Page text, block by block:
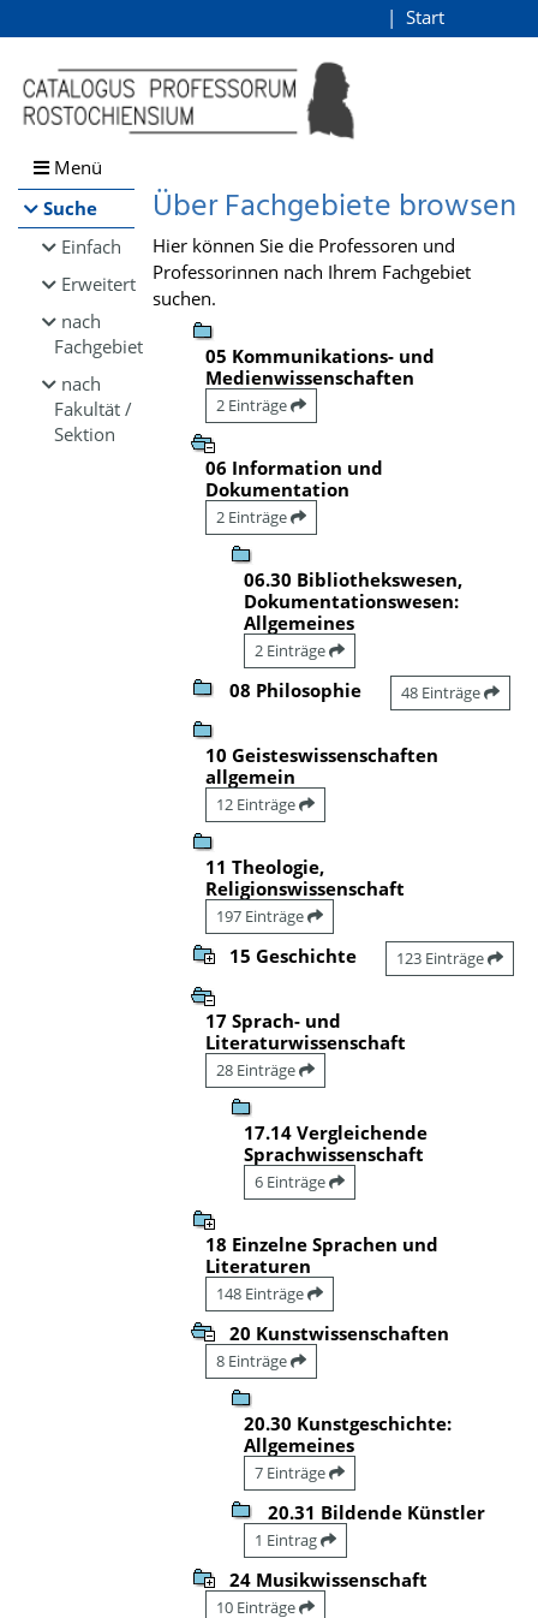
Browsen
direkt zum Inhalt
Start
Menü
Suche
Einfach
Erweitert
nach
Fachgebiet
nach
Fakultät /
Sektion
Über Fachgebiete browsen
Hier können Sie die Professoren und
Professorinnen nach Ihrem Fachgebiet
suchen.
05 Kommunikations- und
Medienwissenschaften
2 Einträge
06 Information und
Dokumentation
2 Einträge
06.30 Bibliothekswesen,
Dokumentationswesen:
Allgemeines
2 Einträge
08 Philosophie 48 Einträge
10 Geisteswissenschaften
allgemein
12 Einträge
11 Theologie,
Religionswissenschaft
197 Einträge
15 Geschichte 123 Einträge
17 Sprach- und
Literaturwissenschaft
28 Einträge
17.14 Vergleichende
Sprachwissenschaft
6 Einträge
18 Einzelne Sprachen und
Literaturen
148 Einträge
20 Kunstwissenschaften
8 Einträge
20.30 Kunstgeschichte:
Allgemeines
7 Einträge
20.31 Bildende Künstler
1 Eintrag
24 Musikwissenschaft
10 Einträge